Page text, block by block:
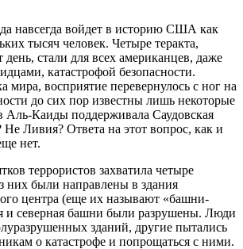
навсегда войдет в историю США как
тысяч человек. Четыре теракта,
стали для всех американцев, даже
катастрофой безопасности.
мира, восприятие перевернулось с ног на
до сих пор известны лишь некоторые
Аль-Каиды поддерживала Саудовская
Ливия? Ответа на этот вопрос, как и
нет.
террористов захватила четыре
них были направлены в здания
центра (еще их называют «башни-
северная башни были разрушены. Люди
зданий, другие пытались
о катастрофе и попрощаться с ними.